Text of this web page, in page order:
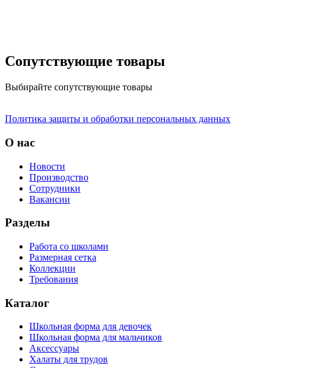
Сопутствующие товары
Выбирайте сопутствующие товары
Политика защиты и обработки персональных данных
О нас
Новости
Производство
Сотрудники
Вакансии
Разделы
Работа со школами
Размерная сетка
Коллекции
Требования
Каталог
Школьная форма для девочек
Школьная форма для мальчиков
Аксессуары
Халаты для трудов